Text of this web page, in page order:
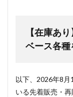
【在庫あ
ベース各
以下、2026年8
いる先着販売・